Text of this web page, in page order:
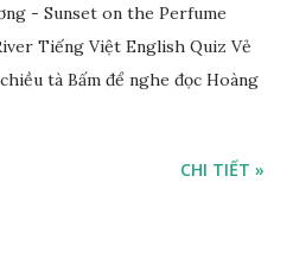
- Sunset on the Perfume
Tiếng Việt English Quiz Vẻ
tà Bấm để nghe đọc Hoàng
CHI TIẾT »